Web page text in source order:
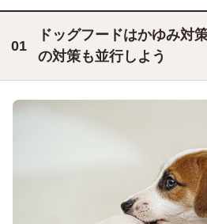
ドッグフードはかゆみ対
の対策も並行しよう